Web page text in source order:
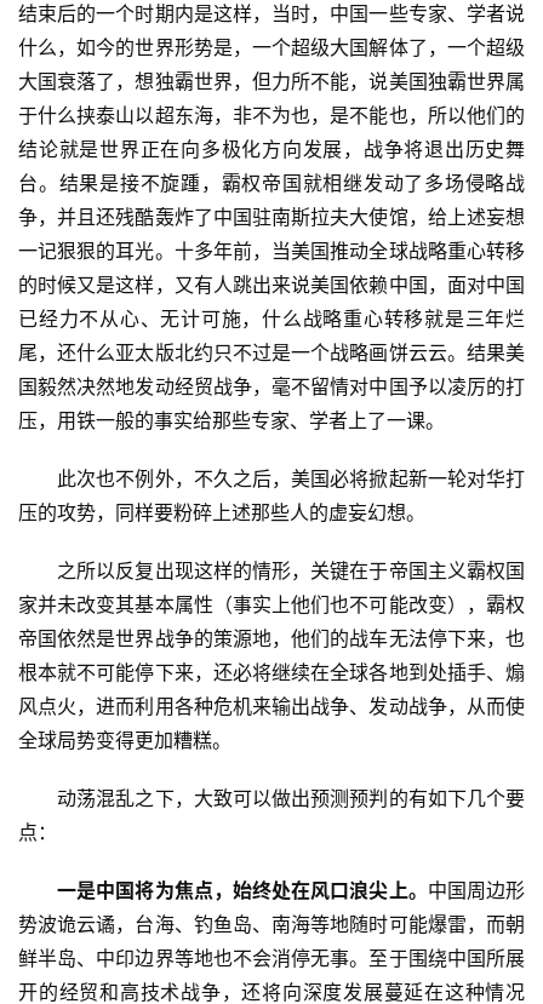
结束后的一个时期内是这样，当时，中国一些专家、学者说
什么，如今的世界形势是，一个超级大国解体了，一个超级
大国衰落了，想独霸世界，但力所不能，说美国独霸世界属
于什么挟泰山以超东海，非不为也，是不能也，所以他们的
结论就是世界正在向多极化方向发展，战争将退出历史舞
台。结果是接不旋踵，霸权帝国就相继发动了多场侵略战
争，并且还残酷轰炸了中国驻南斯拉夫大使馆，给上述妄想
一记狠狠的耳光。十多年前，当美国推动全球战略重心转移
的时候又是这样，又有人跳出来说美国依赖中国，面对中国
已经力不从心、无计可施，什么战略重心转移就是三年烂
尾，还什么亚太版北约只不过是一个战略画饼云云。结果美
国毅然决然地发动经贸战争，毫不留情对中国予以凌厉的打
压，用铁一般的事实给那些专家、学者上了一课。
此次也不例外，不久之后，美国必将掀起新一轮对华打
压的攻势，同样要粉碎上述那些人的虚妄幻想。
之所以反复出现这样的情形，关键在于帝国主义霸权国
家并未改变其基本属性（事实上他们也不可能改变），霸权
帝国依然是世界战争的策源地，他们的战车无法停下来，也
根本就不可能停下来，还必将继续在全球各地到处插手、煽
风点火，进而利用各种危机来输出战争、发动战争，从而使
全球局势变得更加糟糕。
动荡混乱之下，大致可以做出预测预判的有如下几个要
点：
一是中国将为焦点，始终处在风口浪尖上。 中国周边形
势波诡云谲，台海、钓鱼岛、南海等地随时可能爆雷，而朝
鲜半岛、中印边界等地也不会消停无事。至于围绕中国所展
开的经贸和高技术战争，还将向深度发展蔓延在这种情况